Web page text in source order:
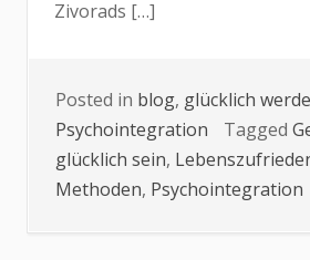
Zivorads […]
Posted in blog, glücklich
Psychointegration
Tagged
glücklich sein,
Methoden, Psychointegration